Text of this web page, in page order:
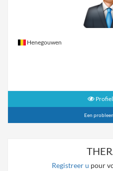
Henegouwen
Profiel
Een
Registreer u pour